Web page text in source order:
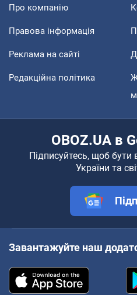
Про компанію
Правова інформація
Реклама на сайті
Редакційна політика
OBOZ.UA в
Підписуйтесь, щоб бути
України та
Завантажуйте наш